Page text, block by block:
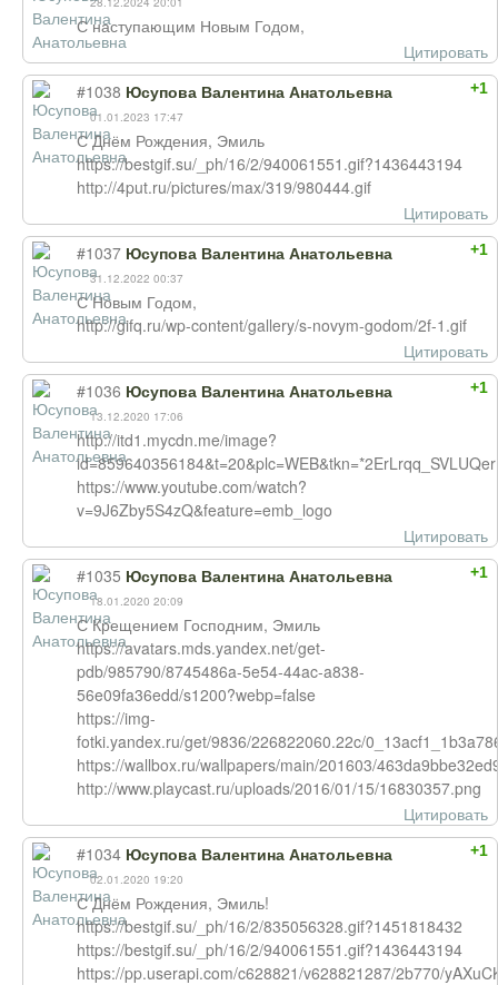
С наступающим Новым Годом,
Цитировать
+1
#1038 Юсупова Валентина Анатольевна
01.01.2023 17:47
С Днём Рождения, Эмиль
https://bestgif.su/_ph/16/2/940061551.gif?1436443194
http://4put.ru/pictures/max/319/980444.gif
Цитировать
+1
#1037 Юсупова Валентина Анатольевна
31.12.2022 00:37
С Новым Годом,
http://gifq.ru/wp-content/gallery/s-novym-godom/2f-1.gif
Цитировать
+1
#1036 Юсупова Валентина Анатольевна
13.12.2020 17:06
http://itd1.mycdn.me/image?
https://www.youtube.com/watch?
v=9J6Zby5S4zQ&feature=emb_logo
Цитировать
+1
#1035 Юсупова Валентина Анатольевна
18.01.2020 20:09
С Крещением Господним, Эмиль
https://avatars.mds.yandex.net/get-
pdb/985790/8745486a-5e54-44ac-a838-
56e09fa36edd/s1200?webp=false
https://img-
fotki.yandex.ru/get/9836/226822060.22c/
https://wallbox.ru/wallpapers/main/201603/
http://www.playcast.ru/uploads/2016/01/15/16830357.png
Цитировать
+1
#1034 Юсупова Валентина Анатольевна
02.01.2020 19:20
С Днём Рождения, Эмиль!
https://bestgif.su/_ph/16/2/835056328.gif?1451818432
https://bestgif.su/_ph/16/2/940061551.gif?1436443194
https://pp.userapi.com/c628821/v628821287/2b770/